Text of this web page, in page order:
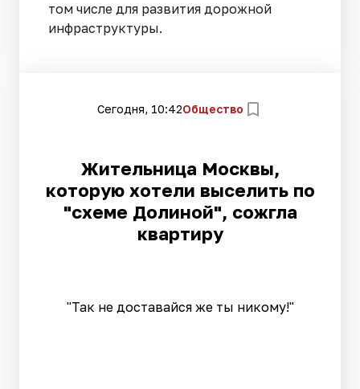
том числе для развития дорожной
инфраструктуры.
Сегодня, 10:42Общество
Жительница Москвы,
которую хотели выселить по
"схеме Долиной", сожгла
квартиру
"Так не доставайся же ты никому!"